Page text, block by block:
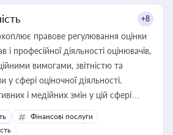
+8
правове регулювання оцінки
професійної діяльності оцінювачів,
вимогами, звітністю та
сфері оціночної діяльності.
і медійних змін у цій сфері
бізнесу, керівника, юриста або
приватизації, оренди
Фінансові послуги